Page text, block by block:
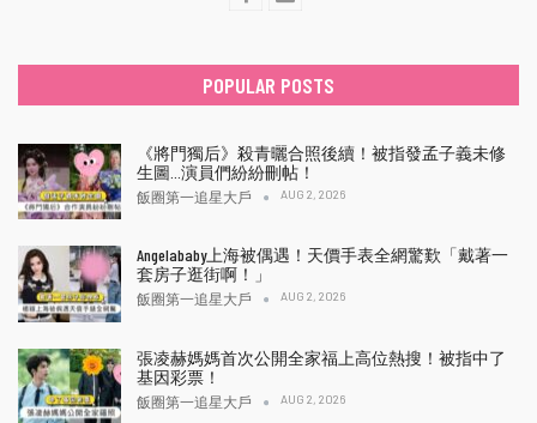
POPULAR POSTS
《將門獨后》殺青曬合照後續！被指發孟子義未修
生圖…演員們紛紛刪帖！
飯圈第一追星大戶 AUG 2, 2026
Angelababy上海被偶遇！天價手表全網驚歎「戴著一
套房子逛街啊！」
飯圈第一追星大戶 AUG 2, 2026
張凌赫媽媽首次公開全家福上高位熱搜！被指中了
基因彩票！
飯圈第一追星大戶 AUG 2, 2026